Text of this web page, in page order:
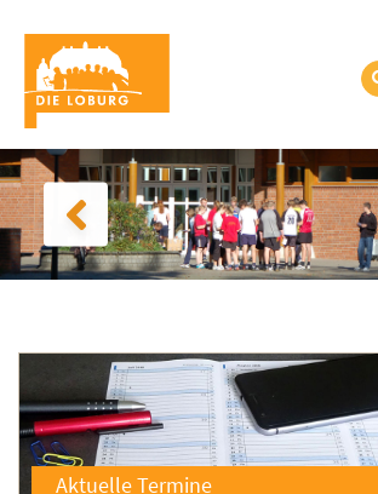
Aktuelle Termine